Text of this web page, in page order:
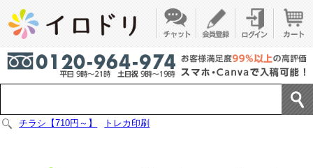
チラシ【710円～】 トレカ印刷